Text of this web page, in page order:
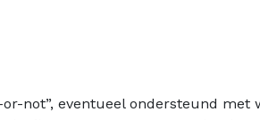
not”, eventueel ondersteund met